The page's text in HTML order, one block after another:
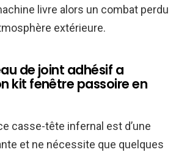
livre alors un combat perdu
extérieure.
de joint adhésif a
kit fenêtre passoire en
casse-tête infernal est d’une
et ne nécessite que quelques